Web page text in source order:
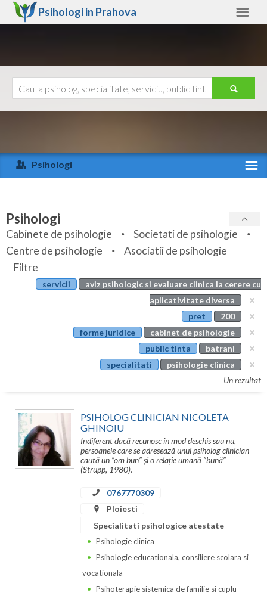
Psihologi in Prahova
Arad
Arges
Bihor
Bistrita-Nasaud
Botosani
Calarasi
Caras-Severin
Cluj
Constanta
Ajutor
Psihologi
Specialitati
Servicii
Articole
Evenimente
Psihologi
Cabinete de psihologie
Societati de psihologie
Centre de psihologie
Asociatii de psihologie
Filtre
servicii
aviz psihologic si evaluare clinica la cerere cu
aplicativitate diversa
pret
200
forme juridice
cabinet de psihologie
public tinta
batrani
specialitati
psihologie clinica
Un rezultat
PSIHOLOG CLINICIAN NICOLETA
GHINOIU
Indiferent dacă recunosc în mod deschis sau nu,
persoanele care se adresează unui psiholog clinician
caută un ”om bun” și o relație umană ”bună”
(Strupp, 1980).
0767770309
Ploiesti
Specialitati psihologice atestate
Psihologie clinica
Psihologie educationala, consiliere scolara si
vocationala
Psihoterapie sistemica de familie si cuplu